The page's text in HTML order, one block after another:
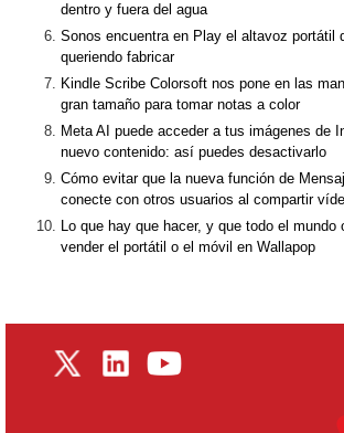
dentro y fuera del agua
Sonos encuentra en Play el altavoz portátil
queriendo fabricar
Kindle Scribe Colorsoft nos pone en las
gran tamaño para tomar notas a color
Meta AI puede acceder a tus imágenes de
nuevo contenido: así puedes desactivarlo
Cómo evitar que la nueva función de
conecte con otros usuarios al compartir
Lo que hay que hacer, y que todo el mundo
vender el portátil o el móvil en Wallapop